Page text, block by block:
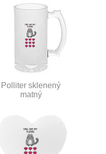
Polliter sklenený
matný